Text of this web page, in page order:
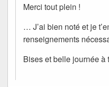
Merci tout plein !
… J’ai bien noté et je
renseignements
Bises et belle journée à